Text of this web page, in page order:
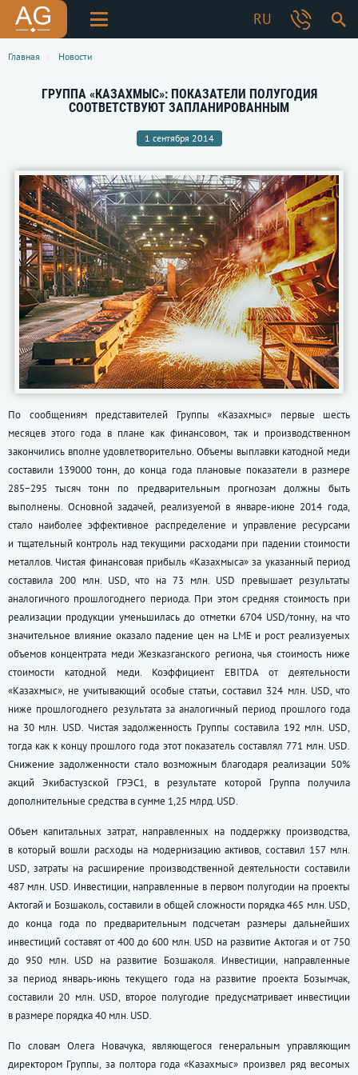
RU
Главная Новости
ГРУППА «КАЗАХМЫС»: ПОКАЗАТЕЛИ ПОЛУГОДИЯ
СООТВЕТСТВУЮТ ЗАПЛАНИРОВАННЫМ
1 сентября 2014
По сообщениям представителей Группы «Казахмыс» первые шесть
месяцев этого года в плане как финансовом, так и производственном
закончились вполне удовлетворительно. Объемы выплавки катодной меди
составили 139000 тонн, до конца года плановые показатели в размере
285−295 тысяч тонн по предварительным прогнозам должны быть
выполнены. Основной задачей, реализуемой в январе-июне 2014 года,
стало наиболее эффективное распределение и управление ресурсами
и тщательный контроль над текущими расходами при падении стоимости
металлов. Чистая финансовая прибыль «Казахмыса» за указанный период
составила 200 млн. USD, что на 73 млн. USD превышает результаты
аналогичного прошлогоднего периода. При этом средняя стоимость при
реализации продукции уменьшилась до отметки 6704 USD/тонну, на что
значительное влияние оказало падение цен на LME и рост реализуемых
объемов концентрата меди Жезказганского региона, чья стоимость ниже
стоимости катодной меди. Коэффициент EBITDA от деятельности
«Казахмыс», не учитывающий особые статьи, составил 324 млн. USD, что
ниже прошлогоднего результата за аналогичный период прошлого года
на 30 млн. USD. Чистая задолженность Группы составила 192 млн. USD,
тогда как к концу прошлого года этот показатель составлял 771 млн. USD.
Снижение задолженности стало возможным благодаря реализации 50%
акций Экибастузской ГРЭС1, в результате которой Группа получила
дополнительные средства в сумме 1,25 млрд. USD.
Объем капитальных затрат, направленных на поддержку производства,
в который вошли расходы на модернизацию активов, составил 157 млн.
USD, затраты на расширение производственной деятельности составили
487 млн. USD. Инвестиции, направленные в первом полугодии на проекты
Актогай и Бозшаколь, составили в общей сложности порядка 465 млн. USD,
до конца года по предварительным подсчетам размеры дальнейших
инвестиций составят от 400 до 600 млн. USD на развитие Актогая и от 750
до 950 млн. USD на развитие Бозшаколя. Инвестиции, направленные
за период январь-июнь текущего года на развитие проекта Бозымчак,
составили 20 млн. USD, второе полугодие предусматривает инвестиции
в размере порядка 40 млн. USD.
По словам Олега Новачука, являющегося генеральным управляющим
директором Группы, за полтора года «Казахмыс» произвел ряд весомых